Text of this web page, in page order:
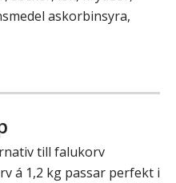
askorbinsyra,
till falukorv
á 1,2 kg passar perfekt i